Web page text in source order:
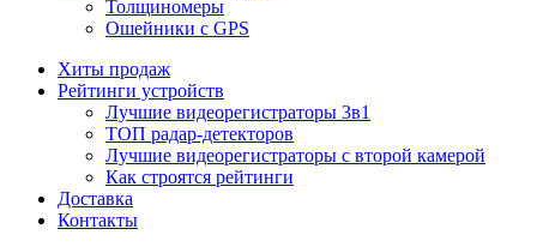
Толщиномеры
Ошейники с GPS
Хиты продаж
Рейтинги устройств
Лучшие видеорегистраторы 3в1
ТОП радар-детекторов
Лучшие видеорегистраторы с второй камерой
Как строятся рейтинги
Доставка
Контакты